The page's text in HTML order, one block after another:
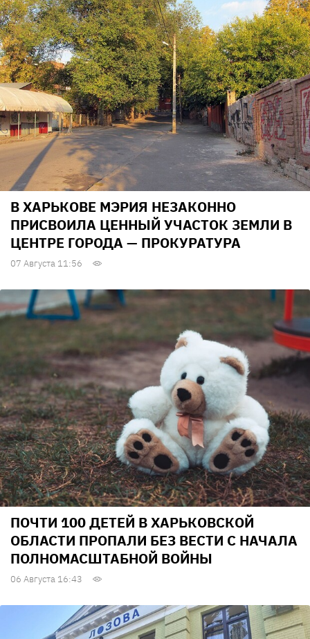
В ХАРЬКОВЕ МЭРИЯ НЕЗАКОННО
ПРИСВОИЛА ЦЕННЫЙ УЧАСТОК ЗЕМЛИ В
ЦЕНТРЕ ГОРОДА — ПРОКУРАТУРА
07 Августа 11:56
ПОЧТИ 100 ДЕТЕЙ В ХАРЬКОВСКОЙ
ОБЛАСТИ ПРОПАЛИ БЕЗ ВЕСТИ С НАЧАЛА
ПОЛНОМАСШТАБНОЙ ВОЙНЫ
06 Августа 16:43